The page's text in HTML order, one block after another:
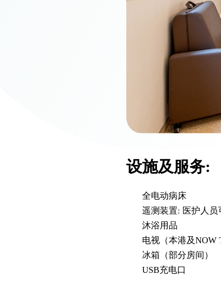
设施及服务:
全电动病床
遥测装置: 医护人
沐浴用品
电视（本港及NOW
冰箱（部分房间）
USB充电口